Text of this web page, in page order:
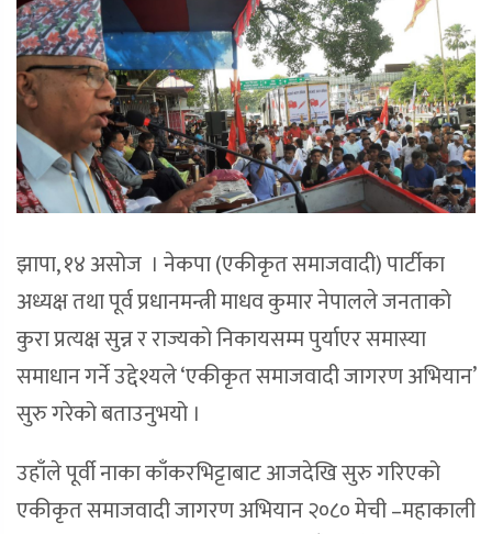
झापा, १४ असोज । नेकपा (एकीकृत समाजवादी) पार्टीका
अध्यक्ष तथा पूर्व प्रधानमन्त्री माधव कुमार नेपालले जनताको
कुरा प्रत्यक्ष सुन्न र राज्यको निकायसम्म पुर्याएर समास्या
समाधान गर्ने उद्देश्यले ‘एकीकृत समाजवादी जागरण अभियान’
सुरु गरेको बताउनुभयो ।
उहाँले पूर्वी नाका काँकरभिट्टाबाट आजदेखि सुरु गरिएको
एकीकृत समाजवादी जागरण अभियान २०८० मेची –महाकाली